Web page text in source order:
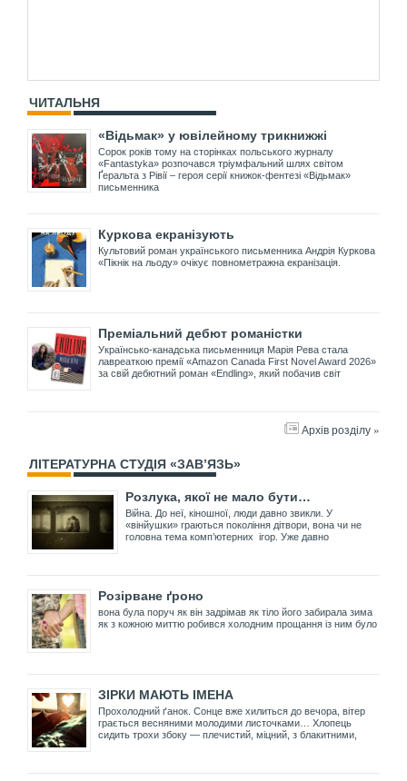
ЧИТАЛЬНЯ
«Відьмак» у ювілейному трикнижжі
Сорок років тому на сторінках польського журналу
«Fantastyka» розпочався тріумфальний шлях світом
Ґеральта з Рівії – героя серії книжок-фентезі «Відьмак»
письменника
Куркова екранізують
Культовий роман українського письменника Андрія Куркова
«Пікнік на льоду» очікує повнометражна екранізація.
Преміальний дебют романістки
Українсько-канадська письменниця Марія Рева стала
лавреаткою премії «Amazon Canada First Novel Award 2026»
за свій дебютний роман «Endling», який побачив світ
Архів розділу »
ЛІТЕРАТУРНА СТУДІЯ «ЗАВ’ЯЗЬ»
Розлука, якої не мало бути…
Війна. До неї, кіношної, люди давно звикли. У
«вінйушки» граються покоління дітвори, вона чи не
головна тема комп’ютерних ігор. Уже давно
Розірване ґроно
вона була поруч як він задрімав як тіло його забирала зима
як з кожною миттю робився холодним прощання із ним було
ЗІРКИ МАЮТЬ ІМЕНА
Прохолодний ґанок. Сонце вже хилиться до вечора, вітер
грається весняними молодими листочками… Хлопець
сидить трохи збоку — плечистий, міцний, з блакитними,